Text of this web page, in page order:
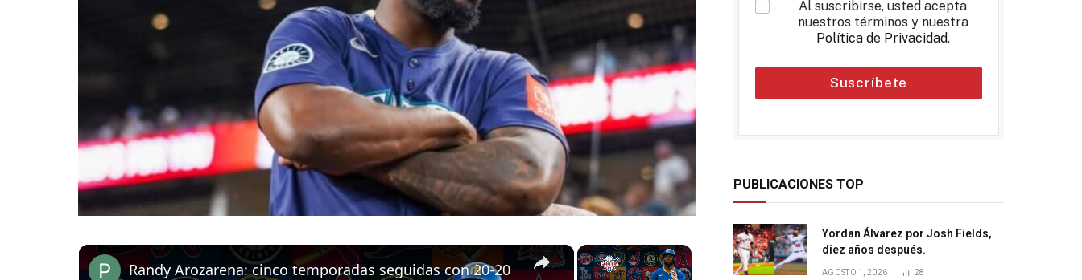
×
×
Randy Arozarena: cinco temporadas seguidas con 20-20
*
Al suscribirse, usted acepta
nuestros términos y nuestra
Política de Privacidad.
Suscríbete
PUBLICACIONES TOP
Yordan Álvarez por Josh Fields,
diez años después.
AGOSTO 1, 2026 28